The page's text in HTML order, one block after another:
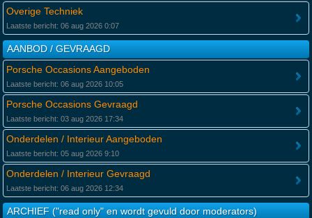
Overige Techniek
Laatste bericht: 06 aug 2026 0:07
AANBOD / GEVRAAGD
Porsche Occasions Aangeboden
Laatste bericht: 06 aug 2026 10:05
Porsche Occasions Gevraagd
Laatste bericht: 03 aug 2026 17:34
Onderdelen / Interieur Aangeboden
Laatste bericht: 05 aug 2026 9:10
Onderdelen / Interieur Gevraagd
Laatste bericht: 06 aug 2026 12:34
ARCHIEF ("read only" en wordt gevuld door moderators)